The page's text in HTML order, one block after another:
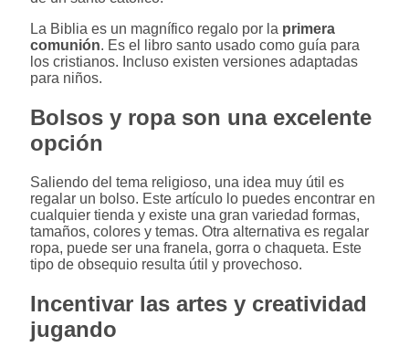
La Biblia es un magnífico regalo por la primera
comunión. Es el libro santo usado como guía para
los cristianos. Incluso existen versiones adaptadas
para niños.
Bolsos y ropa son una excelente
opción
Saliendo del tema religioso, una idea muy útil es
regalar un bolso. Este artículo lo puedes encontrar en
cualquier tienda y existe una gran variedad formas,
tamaños, colores y temas. Otra alternativa es regalar
ropa, puede ser una franela, gorra o chaqueta. Este
tipo de obsequio resulta útil y provechoso.
Incentivar las artes y creatividad
jugando